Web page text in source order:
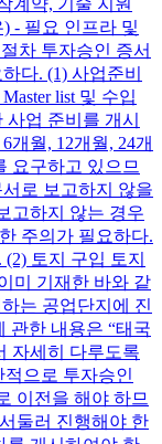
계약, 기술 지원
- 필요 인프라 및
차 투자승인 증서
다. (1) 사업준비
list 및 수입
업 준비를 개시
개월, 12개월, 24개
요구하고 있으므
로 보고하지 않을
고하지 않는 경우
주의가 필요하다.
토지 구입 토지
미 기재한 바와 같
는 공업단지에 진
관한 내용은 “태국
자세히 다루도록
으로 투자승인
이전을 해야 하므
둘러 진행해야 한